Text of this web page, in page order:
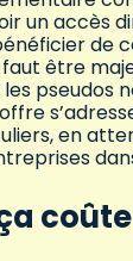
un accès
de
être
pseudos
en